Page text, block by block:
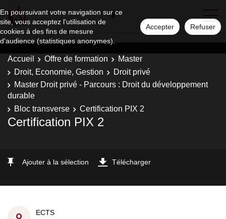
En poursuivant votre navigation sur ce
site, vous acceptez l'utilisation de
cookies à des fins de mesure
d'audience (statistiques anonymes).
Accepter Refuser
Accueil Offre de formation
Master
Droit, Economie, Gestion
Droit privé
Master Droit privé - Parcours : Droit du développement
durable
Bloc transverse
Certification PIX 2
Certification PIX 2
Ajouter à la sélection Télécharger
ECTS